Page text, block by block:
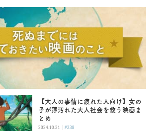
【大人の事情に疲れた人向け】女の
子が薄汚れた大人社会を救う映画ま
とめ
2024.10.31 |#238